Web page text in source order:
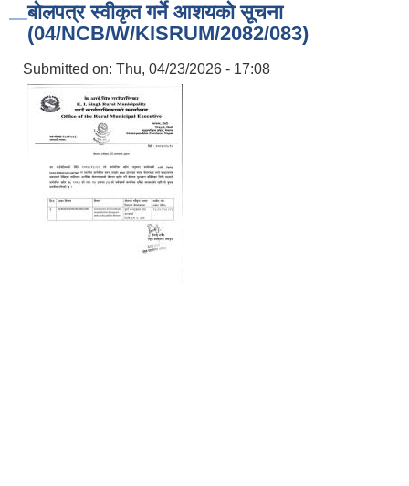
बोलपत्र स्वीकृत गर्ने आशयको सूचना
(04/NCB/W/KISRUM/2082/083)
Submitted on: Thu, 04/23/2026 - 17:08